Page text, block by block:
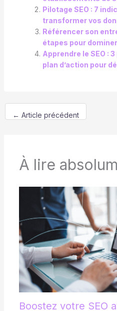
Pilotage SEO : 7
transformer vos
Référencer son
étapes pour
Apprendre le SEO :
plan d’action pour
← Article précédent
À lire
Boostez votre SEO